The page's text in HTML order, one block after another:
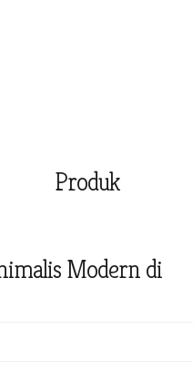
Produk
Modern di